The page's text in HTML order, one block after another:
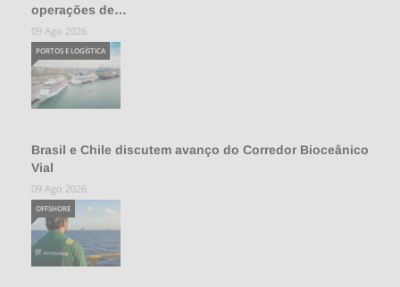
operações de…
09 Ago 2026
Brasil e Chile discutem avanço do Corredor Bioceânico
Vial
PORTOS E LOGÍSTICA
09 Ago 2026
OFFSHORE